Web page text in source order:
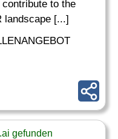
to the
landscape [...]
gefunden